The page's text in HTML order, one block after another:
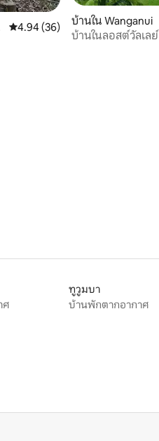
คะแนนเฉลี่ย 4.94 จาก 5, 36 รีวิว
4.94 (36)
บ้านใน Wanganui
บ้านในลอสต์วัลเลย์
ศ
ทูวูมบา
บ้านพักตากอากาศ